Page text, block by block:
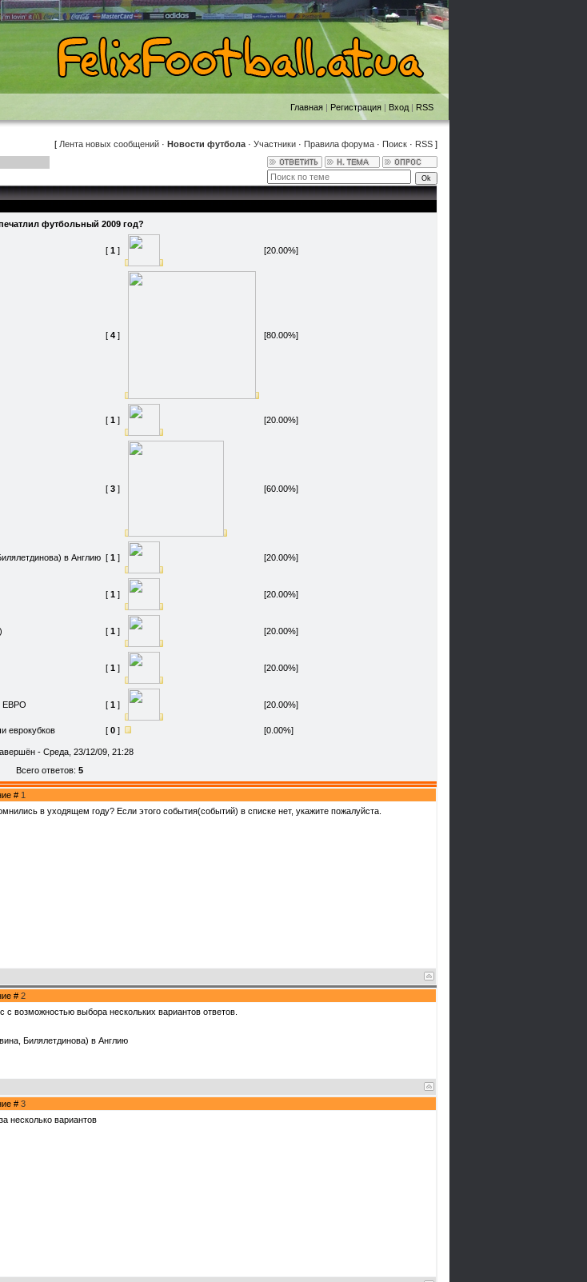
Главная | Регистрация | Вход | RSS
[ Лента новых сообщений · Новости футбола · Участники · Правила форума · Поиск · RSS ]
футбольный 2009 год?
[ 1 ] [20.00%]
[ 4 ] [80.00%]
[ 1 ] [20.00%]
[ 3 ] [60.00%]
в Англию [ 1 ] [20.00%]
[ 1 ] [20.00%]
[ 1 ] [20.00%]
[ 1 ] [20.00%]
ЕВРО [ 1 ] [20.00%]
еврокубков [ 0 ] [0.00%]
- Среда, 23/12/09, 21:28
Всего ответов: 5
# 1
в уходящем году? Если этого события(событий) в списке нет, укажите пожалуйста.
# 2
с возможностью выбора нескольких вариантов ответов.
Билялетдинова) в Англию
# 3
несколько вариантов